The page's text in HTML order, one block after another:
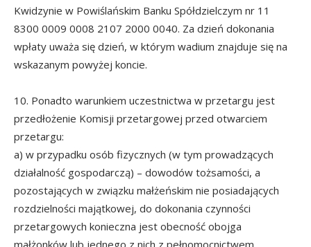
Kwidzynie w Powiślańskim Banku Spółdzielczym nr 11
8300 0009 0008 2107 2000 0040. Za dzień dokonania
wpłaty uważa się dzień, w którym wadium znajduje się na
wskazanym powyżej koncie.
10. Ponadto warunkiem uczestnictwa w przetargu jest
przedłożenie Komisji przetargowej przed otwarciem
przetargu:
a) w przypadku osób fizycznych (w tym prowadzących
działalność gospodarczą) – dowodów tożsamości, a
pozostających w związku małżeńskim nie posiadających
rozdzielności majątkowej, do dokonania czynności
przetargowych konieczna jest obecność obojga
małżonków lub jednego z nich z pełnomocnictwem